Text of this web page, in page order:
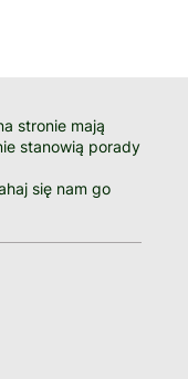
stronie mają
stanowią porady
się nam go